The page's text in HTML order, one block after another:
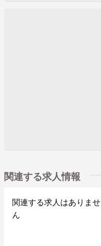
関連する求人情報
関連する求人はありませ
ん